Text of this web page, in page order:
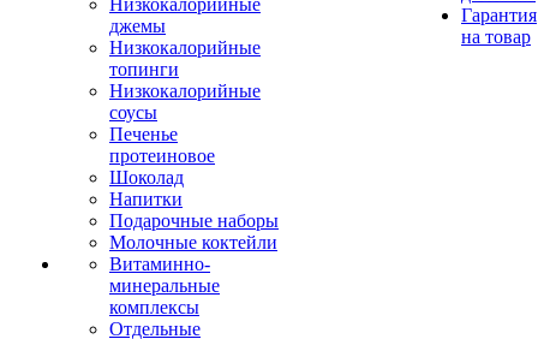
Низкокалорийные
джемы
Низкокалорийные
топинги
Низкокалорийные
соусы
Печенье
протеиновое
Шоколад
Напитки
Подарочные наборы
Молочные коктейли
Витаминно-
минеральные
комплексы
Отдельные
Гарантия
на товар